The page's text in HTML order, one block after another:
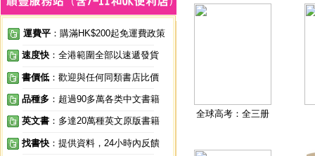
運費平 ：購滿HK$200起免運費政策
速度快 ：全港範圍全部以速遞發貨
書價低 ：歡迎與任何同類書店比價
品種多 ：超過90多萬各类中文書籍
英文書 ：多達20萬種英文原版書籍
找書快 ：提供資料，24小時內反饋
全球高考：全三册